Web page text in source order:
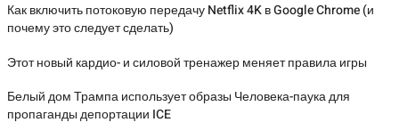
Как включить потоковую передачу Netflix 4K в Google Chrome (и
почему это следует сделать)
Этот новый кардио- и силовой тренажер меняет правила игры
Белый дом Трампа использует образы Человека-паука для
пропаганды депортации ICE